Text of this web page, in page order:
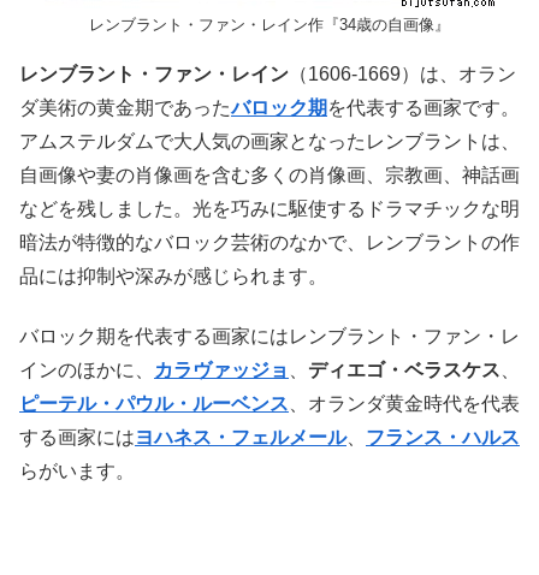
レンブラント・ファン・レイン作『34歳の自画像』
レンブラント・ファン・レイン （1606-1669）は、オラン
ダ美術の黄金期であったバロック期 を代表する画家です。
アムステルダムで大人気の画家となったレンブラントは、
自画像や妻の肖像画を含む多くの肖像画、宗教画、神話画
などを残しました。光を巧みに駆使するドラマチックな明
暗法が特徴的なバロック芸術のなかで、レンブラントの作
品には抑制や深みが感じられます。
バロック期を代表する画家にはレンブラント・ファン・レ
インのほかに、
カラヴァッジョ ディエゴ・ベラスケス
ピーテル・パウル・ルーベンス 、オランダ黄金時代を代表
する画家にはヨハネス・フェルメール、 フランス・ハルス
らがいます。